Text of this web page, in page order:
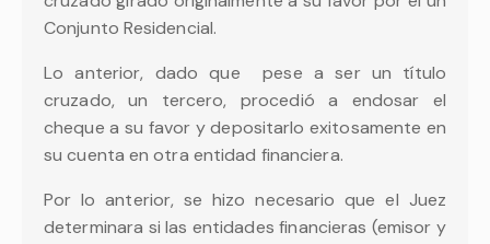
Conjunto Residencial.
Lo anterior, dado que pese a ser un título
cruzado, un tercero, procedió a endosar el
cheque a su favor y depositarlo exitosamente en
su cuenta en otra entidad financiera.
Por lo anterior, se hizo necesario que el Juez
determinara si las entidades financieras (emisor y